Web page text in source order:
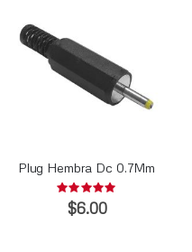
Plug Hembra Dc 0.7Mm
Rating:
0%$6.00